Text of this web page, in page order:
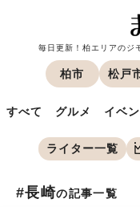
毎日更新！柏エリアのジ
柏市 松戸
すべて グルメ イベ
ライター一覧
#長崎の記事一覧